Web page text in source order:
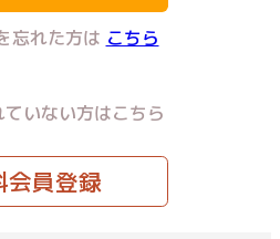
忘れた方は こちら
いない方はこちら
会員登録